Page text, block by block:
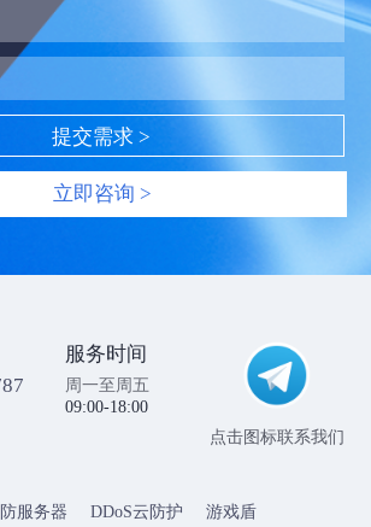
立即咨询 >
服务时间
周一至周五
09:00-18:00
点击图标联系我们
服务器 DDoS云防护 游戏盾